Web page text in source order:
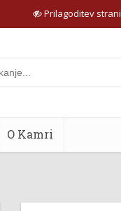
Prilagoditev strani
O Kamri